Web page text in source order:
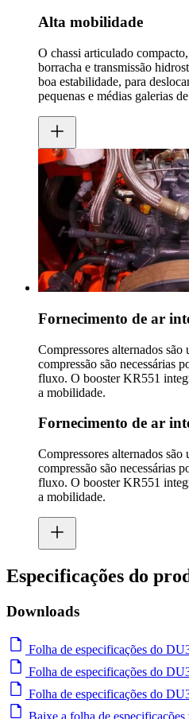
Alta mobilidade
O chassi articulado
borracha e transmissão
boa estabilidade, para
pequenas e médias galerias
Fornecimento de ar
Compressores alternados são
compressão são necessárias
fluxo. O booster KR551
a mobilidade.
Fornecimento de ar
Compressores alternados são
compressão são necessárias
fluxo. O booster KR551
a mobilidade.
Especificações do
Downloads
Folha de especificações do
Folha de especificações do
Folha de especificações do